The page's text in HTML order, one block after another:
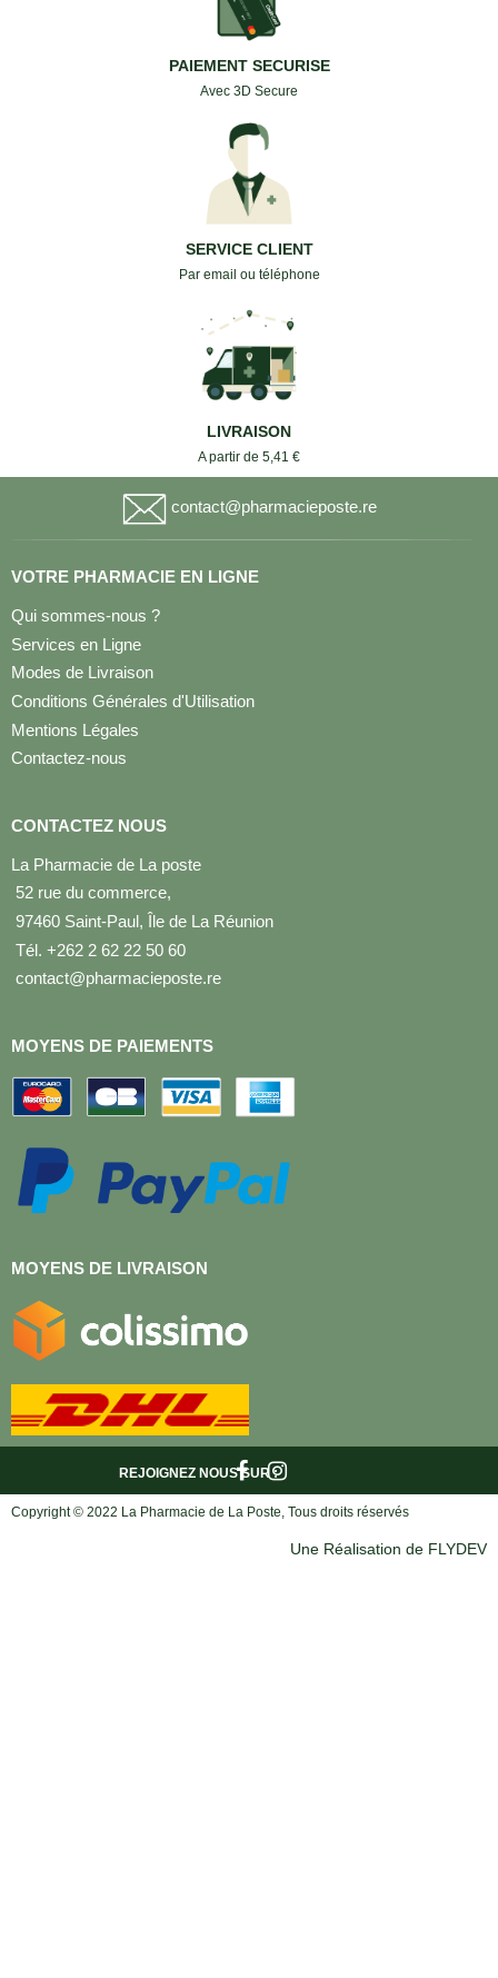
PAIEMENT SECURISE
Avec 3D Secure
SERVICE CLIENT
Par email ou téléphone
LIVRAISON
A partir de 5,41 €
contact@pharmacieposte.re
VOTRE PHARMACIE EN LIGNE
Qui sommes-nous ?
Services en Ligne
Modes de Livraison
Conditions Générales d'Utilisation
Mentions Légales
Contactez-nous
CONTACTEZ NOUS
La Pharmacie de La poste
52 rue du commerce,
97460 Saint-Paul, Île de La Réunion
Tél. +262 2 62 22 50 60
contact@pharmacieposte.re
MOYENS DE PAIEMENTS
MOYENS DE LIVRAISON
SUR :
REJOIGNEZ NOUS
Copyright © 2022 La Pharmacie de La Poste, Tous droits réservés
Une Réalisation de FLYDEV